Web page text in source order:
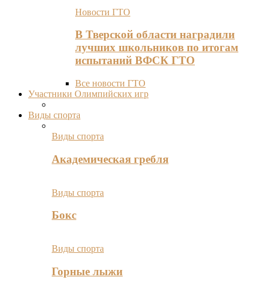
Новости ГТО
В Тверской области наградили
лучших школьников по итогам
испытаний ВФСК ГТО
Все новости ГТО
Участники Олимпийских игр
Виды спорта
Виды спорта
Академическая гребля
Виды спорта
Бокс
Виды спорта
Горные лыжи